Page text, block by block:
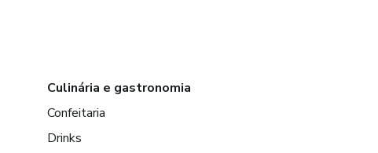
Culinária e gastronomia
Confeitaria
Drinks